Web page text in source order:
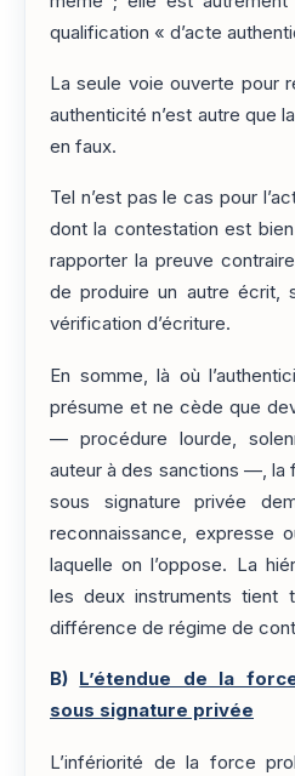
qualification « d’acte
La seule voie ouverte pour
authenticité n’est autre que
en faux.
Tel n’est pas le cas pour
dont la contestation est
rapporter la preuve
de produire un autre écrit,
vérification d’écriture.
En somme, là où
présume et ne cède que
— procédure lourde,
auteur à des sanctions —, la
sous signature privée
reconnaissance, expresse
laquelle on l’oppose. La
les deux instruments tient
différence de régime de
B) L’étendue de la
sous signature privée
L’infériorité de la force